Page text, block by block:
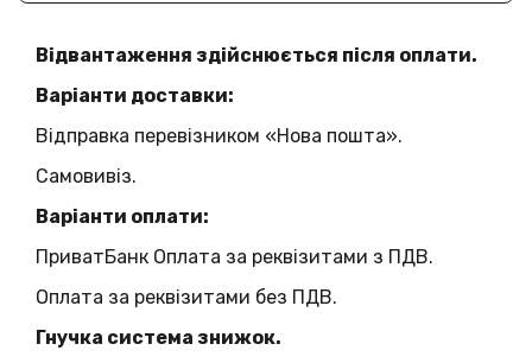
Відвантаження здійснюється після оплати.
Варіанти доставки:
Відправка перевізником «Нова пошта».
Самовивіз.
Варіанти оплати:
ПриватБанк Оплата за реквізитами з ПДВ.
Оплата за реквізитами без ПДВ.
Гнучка система знижок.